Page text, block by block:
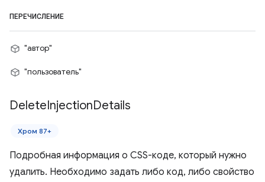
ПЕРЕЧИСЛЕНИЕ
"автор"
"пользователь"
DeleteInjectionDetails
Хром 87+
Подробная информация о CSS-коде, который нужно
удалить. Необходимо задать либо код, либо свойство